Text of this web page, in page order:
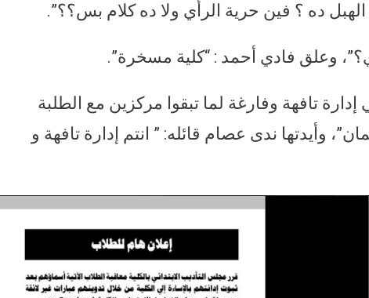
الهبل ده ؟ فين حرية الرأي ولا ده كلام بس؟؟”.
وعلق فادي أحمد : “كلية مسخرة”.
تافهة وفارغة لما تبقوا مركزين مع الطلبة
وأيدتها ندى عصام قائله: ” انتم إدارة تافهة و